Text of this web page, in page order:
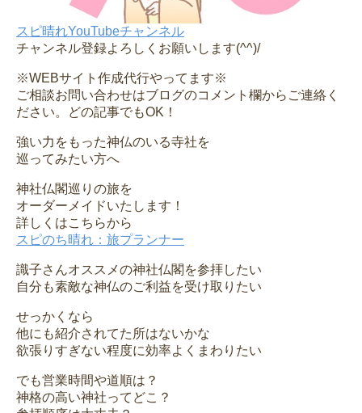
スピ晴れYouTubeチャンネル
チャンネル登録よろしくお願いします(^^)/
※WEBサイト作成代行やってます※
ご相談お問い合わせはブログのコメント欄からご連絡く
ださい。どの記事でもOK！
強い力をもった神仏のいる寺社を
巡ってみたい方へ
神社仏閣巡りの旅を
オーダーメイドいたします！
詳しくはこちらから
スピのち晴れ：旅プランナー
識子さんオススメの神社仏閣を参拝したい
自分も素敵な神仏のご利益を受け取りたい
せっかくなら
他にも紹介されてた所はないかな
欲張りすぎない程度に効率よくまわりたい
でも営業時間や道順は？
神格の高い神社ってどこ？